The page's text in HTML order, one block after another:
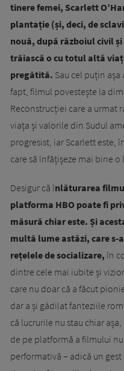
tinere femei, Scarlett
plantație (și, deci, de
nouă, după războiul civil
trăiască o cu totul altă
pregătită. Sau cel puțin
fapt, filmul povestește la
Reconstrucției care a urmat
viața și valorile din Sudul
progresist, iar Scarlett este,
care să înfățișeze mai bine o
Desigur că înlăturarea
platforma HBO poate fi
măsură chiar este. Și
multă lume astăzi, care s-
rețelele de socializare, în
dintre cele mai iubite și
care nu doar că a făcut
dar a și gâdilat fanteziile
că lucrurile nu stau chiar
de pe platformă a filmului
performativă – adică un